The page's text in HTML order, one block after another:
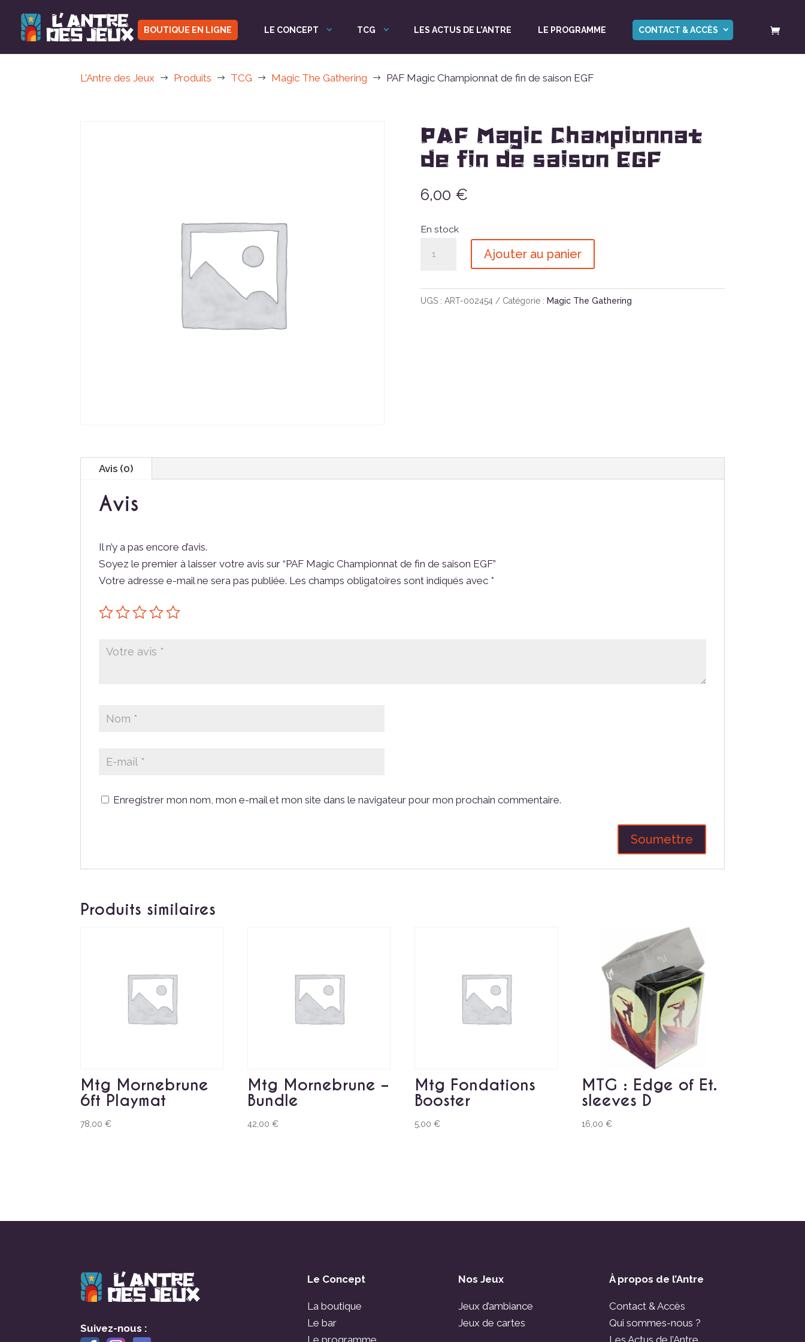
BOUTIQUE EN LIGNE LE CONCEPT TCG LES ACTUS DE L’ANTRE LE PROGRAMME CONTACT & ACCÈS
L'Antre des Jeux $ Produits $ TCG $ Magic The Gathering $ PAF Magic Championnat de fin de saison EGF
PAF Magic Championnat
de fin de saison EGF
6,00 €
En stock
Magic
Ajouter au panier
UGS : ART-002454 Catégorie : Magic The Gathering
Avis (0)
Avis
Il n’y a pas encore d’avis.
Soyez le premier à laisser votre avis sur “PAF Magic Championnat de fin de saison EGF”
Votre adresse e-mail ne sera pas publiée. Les champs obligatoires sont indiqués avec *
Enregistrer mon nom, mon e-mail et mon site dans le navigateur pour mon prochain commentaire.
Produits similaires
Mtg Mornebrune
6ft Playmat
78,00€
Mtg Mornebrune –
Bundle
42,00€
Mtg Fondations
Booster
5,00€
MTG : Edge of Et.
sleeves D
16,00€
Suivez-nous :
Le Concept
La boutique
Le bar
Nos Jeux
Jeux d’ambiance
Jeux de cartes
À propos de l’Antre
Contact & Accès
Qui sommes-nous ?